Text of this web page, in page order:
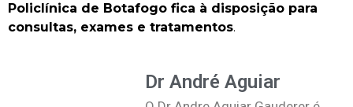
Policlínica de Botafogo fica à disposição para
consultas, exames e tratamentos.
Dr André Aguiar